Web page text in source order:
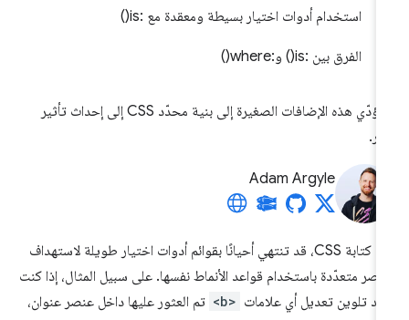
استخدام أدوات اختيار بسيطة ومعقدة مع :is()
الفرق بين :is() و:where()
ستؤدّي هذه الإضافات الصغيرة إلى بنية محدّد CSS إلى إحداث تأثير
Adam Argyle
عند كتابة CSS، قد تنتهي أحيانًا بقوائم أدوات اختيار طويلة لاستهداف
متعدّدة باستخدام قواعد الأنماط نفسها. على سبيل المثال، إذا كنت
تلوين تعديل أي علامات <b> تم العثور عليها داخل عنصر عنوان،